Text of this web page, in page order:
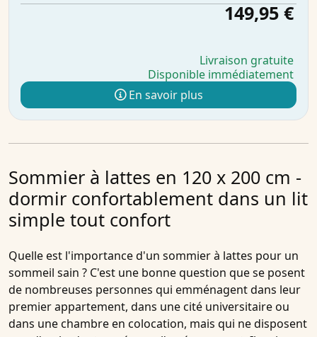
149,95 €
Livraison gratuite
Disponible immédiatement
En savoir plus
Sommier à lattes en 120 x 200 cm -
dormir confortablement dans un lit
simple tout confort
Quelle est l'importance d'un sommier à lattes pour un
sommeil sain ? C'est une bonne question que se posent
de nombreuses personnes qui emménagent dans leur
premier appartement, dans une cité universitaire ou
dans une chambre en colocation, mais qui ne disposent